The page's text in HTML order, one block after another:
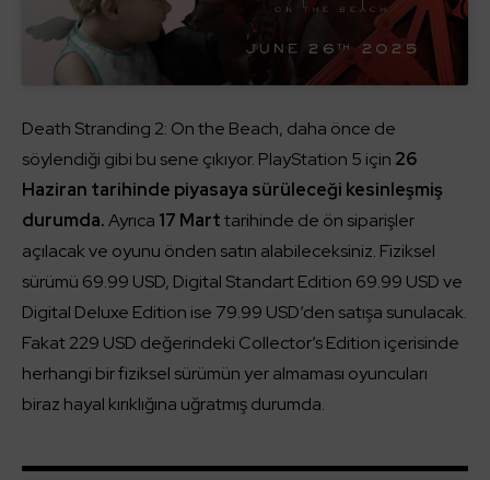
Death Stranding 2: On the Beach, daha önce de
söylendiği gibi bu sene çıkıyor. PlayStation 5 için 26
Haziran tarihinde piyasaya sürüleceği kesinleşmiş
durumda.Ayrıca 17 Marttarihinde de ön siparişler
açılacak ve oyunu önden satın alabileceksiniz. Fiziksel
sürümü 69.99 USD, Digital Standart Edition 69.99 USD ve
Digital Deluxe Edition ise 79.99 USD’den satışa sunulacak.
Fakat 229 USD değerindeki Collector’s Edition içerisinde
herhangi bir fiziksel sürümün yer almaması oyuncuları
biraz hayal kırıklığına uğratmış durumda.